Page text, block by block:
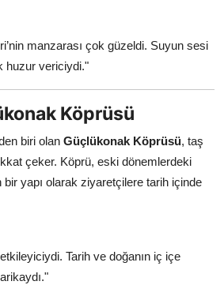
manzarası çok güzeldi. Suyun sesi
huzur vericiydi."
Köprüsü
biri olan Güçlükonak Köprüsü, taş
çeker. Köprü, eski dönemlerdeki
bir yapı olarak ziyaretçilere tarih içinde
Tarih ve doğanın iç içe